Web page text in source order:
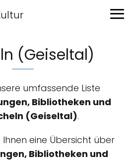
(Geiseltal)
umfassende Liste
Bibliotheken und
(Geiseltal).
Ihnen eine Übersicht über
Bibliotheken und